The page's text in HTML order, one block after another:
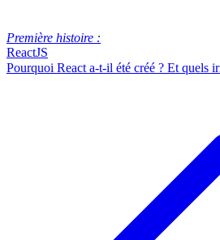
Première histoire :
ReactJS
Pourquoi React a-t-il été créé ? Et quels